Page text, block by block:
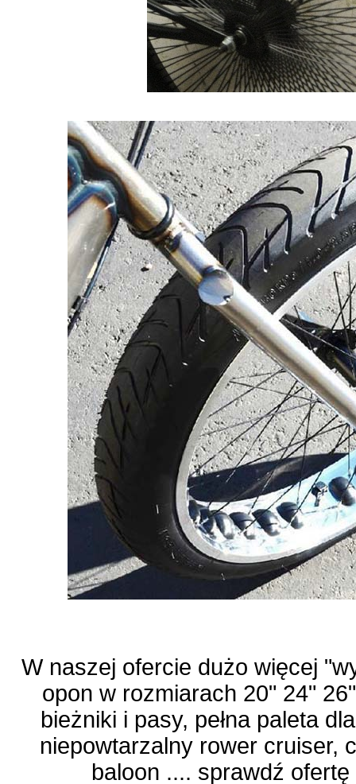
W naszej ofercie dużo więcej
opon w rozmiarach 20" 24"
bieżniki i pasy, pełna paleta
niepowtarzalny rower cruiser,
baloon .... sprawdź